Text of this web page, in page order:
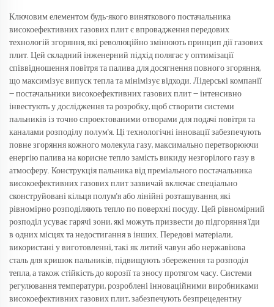
Ключовим елементом будь-якого виняткового постачальника
високоефективних газових плит є впровадження передових
технологій згоряння, які революційно змінюють принцип дії газових
плит. Цей складний інженерний підхід полягає у оптимізації
співвідношення повітря та палива для досягнення повного згоряння,
що максимізує випуск тепла та мінімізує відходи. Лідерські компанії
— постачальники високоефективних газових плит — інтенсивно
інвестують у дослідження та розробку, щоб створити системи
пальників із точно спроектованими отворами для подачі повітря та
каналами розподілу полум'я. Ці технологічні інновації забезпечують
повне згоряння кожного молекула газу, максимально перетворюючи
енергію палива на корисне тепло замість викиду незгорілого газу в
атмосферу. Конструкція пальника від преміального постачальника
високоефективних газових плит зазвичай включає спеціально
сконструйовані кільця полум'я або лінійні розташування, які
рівномірно розподіляють тепло по поверхні посуду. Цей рівномірний
розподіл усуває гарячі зони, які можуть призвести до підгоряння їди
в одних місцях та недостигання в інших. Передові матеріали,
використані у виготовленні, такі як литий чавун або нержавіюва
сталь для кришок пальників, підвищують збереження та розподіл
тепла, а також стійкість до корозії та зносу протягом часу. Системи
регулювання температури, розроблені інноваційними виробниками
високоефективних газових плит, забезпечують безпрецедентну